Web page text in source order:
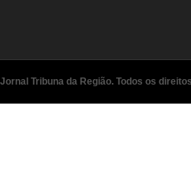
Jornal Tribuna da Região. Todos os